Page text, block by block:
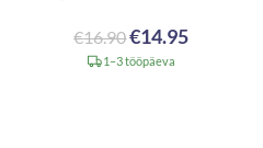
€16.90€14.95
1–3 tööpäeva